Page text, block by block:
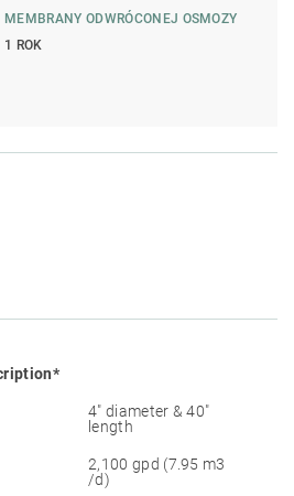
MEMBRANY ODWRÓCONEJ OSMOZY
1 ROK
4″ diameter & 40″
length
2,100 gpd (7.95 m3
/d)